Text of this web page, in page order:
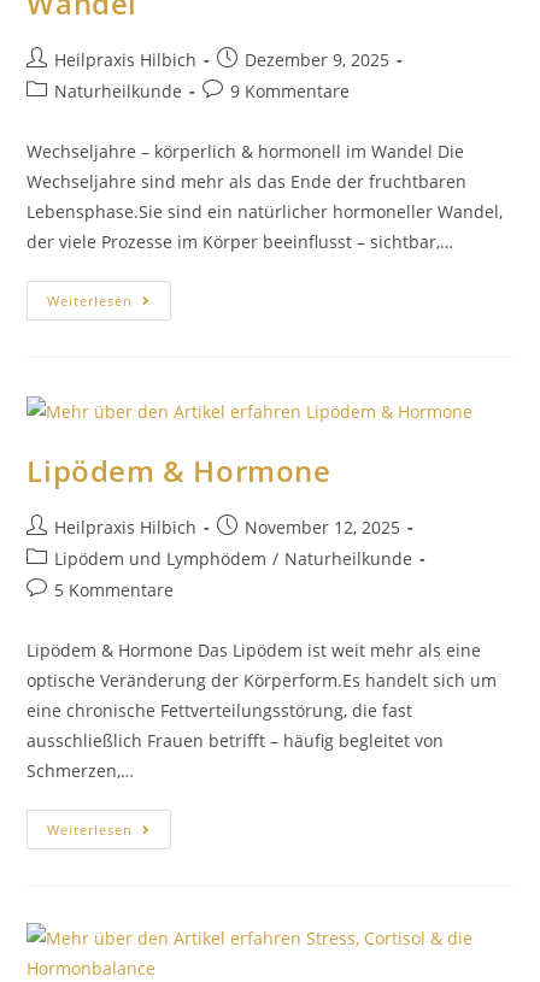
Heilpraxis Hilbich
Dezember 9, 2025
Naturheilkunde
9 Kommentare
Wechseljahre – körperlich & hormonell im Wandel Die
Wechseljahre sind mehr als das Ende der fruchtbaren
Lebensphase.Sie sind ein natürlicher hormoneller Wandel,
der viele Prozesse im Körper beeinflusst – sichtbar,…
Weiterlesen
Lipödem & Hormone
Heilpraxis Hilbich
November 12, 2025
Lipödem und Lymphödem / Naturheilkunde
5 Kommentare
Lipödem & Hormone Das Lipödem ist weit mehr als eine
optische Veränderung der Körperform.Es handelt sich um
eine chronische Fettverteilungsstörung, die fast
ausschließlich Frauen betrifft – häufig begleitet von
Schmerzen,…
Weiterlesen